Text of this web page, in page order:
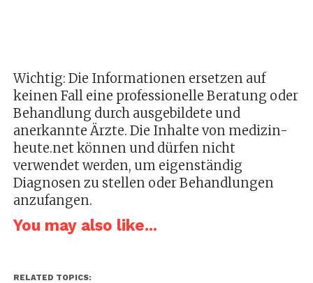
Wichtig: Die Informationen ersetzen auf
keinen Fall eine professionelle Beratung oder
Behandlung durch ausgebildete und
anerkannte Ärzte. Die Inhalte von medizin-
heute.net können und dürfen nicht
verwendet werden, um eigenständig
Diagnosen zu stellen oder Behandlungen
anzufangen.
You may also like...
RELATED TOPICS: